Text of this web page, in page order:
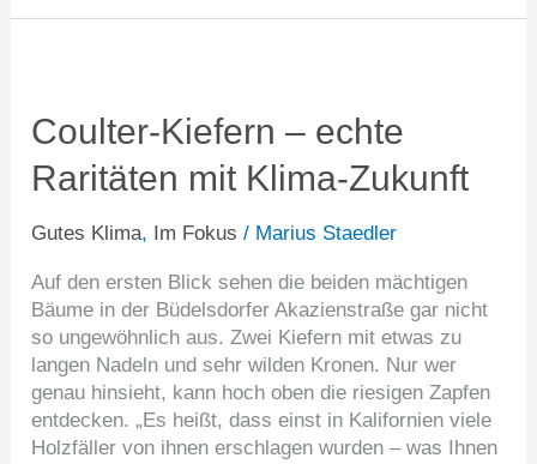
Coulter-Kiefern – echte
Raritäten mit Klima-Zukunft
Gutes Klima, Im Fokus / Marius Staedler
Auf den ersten Blick sehen die beiden mächtigen
Bäume in der Büdelsdorfer Akazienstraße gar nicht
so ungewöhnlich aus. Zwei Kiefern mit etwas zu
langen Nadeln und sehr wilden Kronen. Nur wer
genau hinsieht, kann hoch oben die riesigen Zapfen
entdecken. „Es heißt, dass einst in Kalifornien viele
Holzfäller von ihnen erschlagen wurden – was Ihnen
–
echte
Raritäten
Klima-